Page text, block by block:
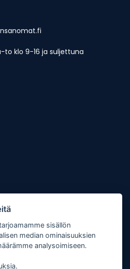
klo 9-16 ja suljettuna
sisällön
median ominaisuuksien
analysoimiseen.